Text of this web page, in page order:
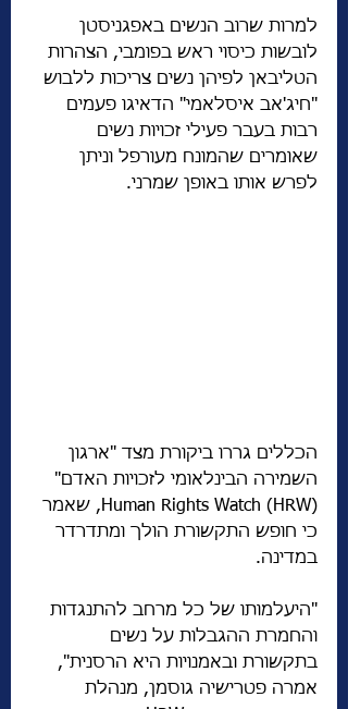
למרות שרוב הנשים באפגניסטן
לובשות כיסוי ראש בפומבי, הצהרות
הטליבאן לפיהן נשים צריכות ללבוש
"חיג'אב איסלאמי" הדאיגו פעמים
רבות בעבר פעילי זכויות נשים
שאומרים שהמונח מעורפל וניתן
לפרש אותו באופן שמרני.
הכללים גררו ביקורת מצד "ארגון
השמירה הבינלאומי לזכויות האדם"
Human Rights Watch (HRW), שאמר
כי חופש התקשורת הולך ומתדרדר
במדינה.
"היעלמותו של כל מרחב להתנגדות
והחמרת ההגבלות על נשים
בתקשורת ובאמנויות היא הרסנית",
אמרה פטרישיה גוסמן, מנהלת